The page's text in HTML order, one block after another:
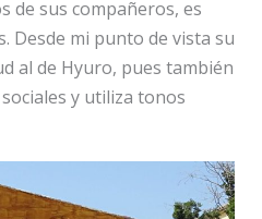
de sus compañeros, es
Desde mi punto de vista su
al de Hyuro, pues también
y utiliza tonos